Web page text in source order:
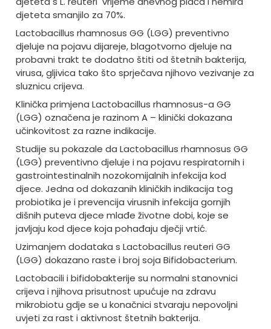
djeteta smanjilo za 70%.
Lactobacillus rhamnosus GG (LGG) preventivno
djeluje na pojavu dijareje, blagotvorno djeluje na
probavni trakt te dodatno štiti od štetnih bakterija,
virusa, gljivica tako što sprječava njihovo vezivanje za
sluznicu crijeva.
Klinička primjena Lactobacillus rhamnosus-a GG
(LGG) označena je razinom A – klinički dokazana
učinkovitost za razne indikacije.
Studije su pokazale da Lactobacillus rhamnosus GG
(LGG) preventivno djeluje i na pojavu respiratornih i
gastrointestinalnih nozokomijalnih infekcija kod
djece. Jedna od dokazanih kliničkih indikacija tog
probiotika je i prevencija virusnih infekcija gornjih
dišnih puteva djece mlađe životne dobi, koje se
javljaju kod djece koja pohađaju dječji vrtić.
Uzimanjem dodataka s Lactobacillus reuteri GG
(LGG) dokazano raste i broj soja Bifidobacterium.
Lactobacili i bifidobakterije su normalni stanovnici
crijeva i njihova prisutnost upućuje na zdravu
mikrobiotu gdje se u konačnici stvaraju nepovoljni
uvjeti za rast i aktivnost štetnih bakterija.